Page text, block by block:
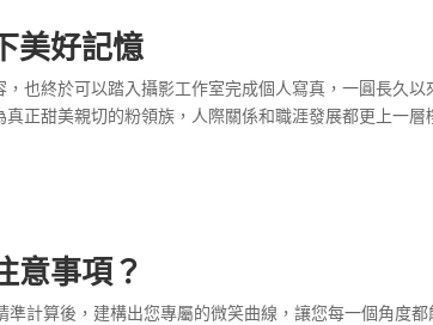
美好記憶
也終於可以踏入攝影工作室完成個人寫真，一圓長久以
正甜美親切的粉領族，人際關係和職涯發展都更上一層
意事項？
準計算後，建構出您專屬的微笑曲線，讓您每一個角度